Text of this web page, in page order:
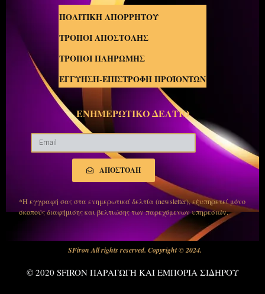
ΠΟΛΙΤΙΚΗ ΑΠΟΡΡΗΤΟΥ
ΤΡΟΠΟΙ ΑΠΟΣΤΟΛΗΣ
ΤΡΟΠΟΙ ΠΛΗΡΩΜΗΣ
ΕΓΓΥΗΣΗ-ΕΠΙΣΤΡΟΦΗ ΠΡΟΪΟΝΤΩΝ
ΕΝΗΜΕΡΩΤΙΚΟ ΔΕΛΤΙΟ
ΑΠΟΣΤΟΛΗ
*Η εγγραφή σας στα ενημερωτικά δελτία (newsletter), εξυπηρετεί μόνο
σκοπούς διαφήμισης και βελτιώσης των παρεχόμενων υπηρεσιών.
SFiron All rights reserved. Copyright © 2024.
© 2020 SFIRON ΠΑΡΑΓΩΓΗ ΚΑΙ ΕΜΠΟΡΙΑ ΣΙΔΗΡΟΥ